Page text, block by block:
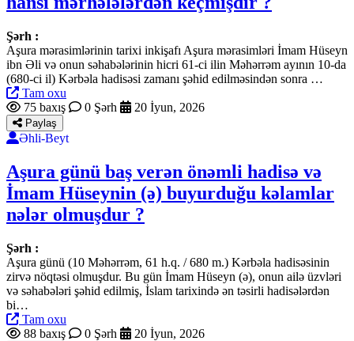
Şərh :
Aşura mərasimlərinin tarixi inkişafı Aşura mərasimləri İmam Hüseyn
ibn Əli və onun səhabələrinin hicri 61-ci ilin Məhərrəm ayının 10-da
(680-ci il) Kərbəla hadisəsi zamanı şəhid edilməsindən sonra …
Tam oxu
75 baxış
0 Şərh 20 İyun, 2026
Paylaş
Əhli-Beyt
Aşura günü baş verən önəmli hadisə və
İmam Hüseynin (ə) buyurduğu kəlamlar
nələr olmuşdur ?
Şərh :
Aşura günü (10 Məhərrəm, 61 h.q. / 680 m.) Kərbəla hadisəsinin
zirvə nöqtəsi olmuşdur. Bu gün İmam Hüseyn (ə), onun ailə üzvləri
və səhabələri şəhid edilmiş, İslam tarixində ən təsirli hadisələrdən
bi…
Tam oxu
88 baxış
0 Şərh 20 İyun, 2026